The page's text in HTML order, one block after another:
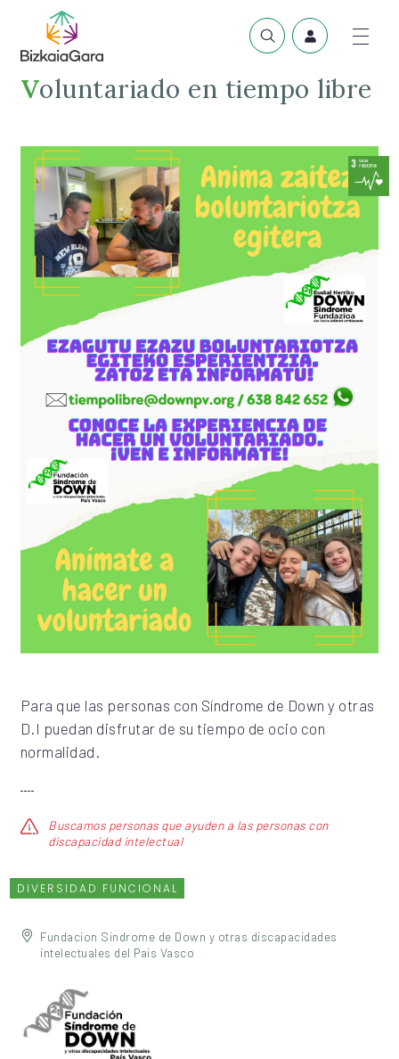
Voluntariado en tiempo libre
Para que las personas con Síndrome de Down y otras
D.I puedan disfrutar de su tiempo de ocio con
normalidad.
Buscamos personas que ayuden a las personas con
discapacidad intelectual
DIVERSIDAD FUNCIONAL
Fundacion Sindrome de Down y otras discapacidades
intelectuales del Pais Vasco